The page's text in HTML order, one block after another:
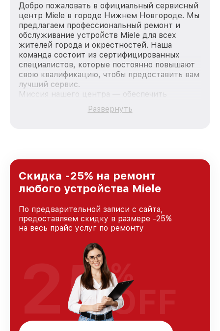
Добро пожаловать в официальный сервисный
центр Miele в городе Нижнем Новгороде. Мы
предлагаем профессиональный ремонт и
обслуживание устройств Miele для всех
жителей города и окрестностей. Наша
команда состоит из сертифицированных
специалистов, которые постоянно повышают
свою квалификацию, чтобы предоставить вам
лучший сервис.
Миссия нашего центра — обеспечить
качественный и доступный ремонт для
каждого пользователя продукции Miele, вне
Нижнем Новгороде, постоянно повышая
уровень доверия и лояльности наших
клиентов.
Развернуть
Скидка -25% на ремонт
любого устройства Miele
По предварительной записи с сайта,
предоставляем скидку в размере -25%
на весь прайс услуг по ремонту
25%
OFF